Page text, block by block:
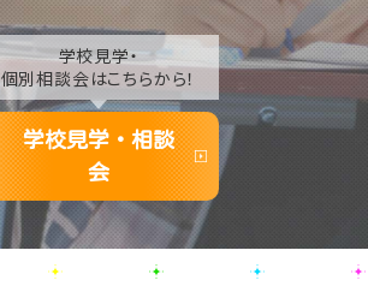
学校見学・
個別相談会はこちらから！
学校見学・相談
会